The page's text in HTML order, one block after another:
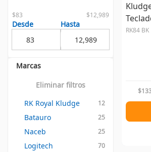
$83 $12,989
Desde Hasta
Marcas
Eliminar filtros
RK Royal Kludge
12
Batauro 25
Naceb 25
Logitech 70
RK84 BK